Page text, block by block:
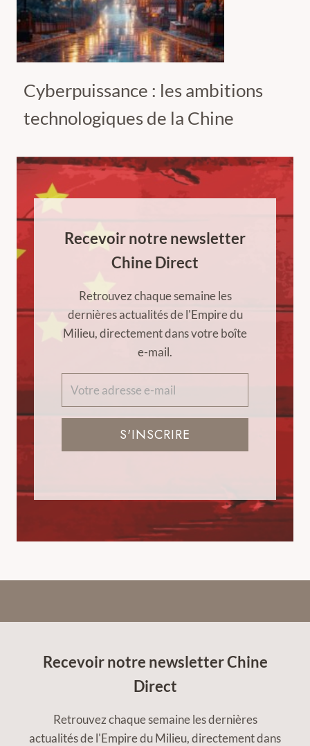
Cyberpuissance : les ambitions
technologiques de la Chine
Recevoir notre newsletter
Chine Direct
Retrouvez chaque semaine les
dernières actualités de l'Empire du
Milieu, directement dans votre boîte
e-mail.
S'INSCRIRE
Recevoir notre newsletter Chine
Direct
Retrouvez chaque semaine les dernières
actualités de l'Empire du Milieu, directement dans